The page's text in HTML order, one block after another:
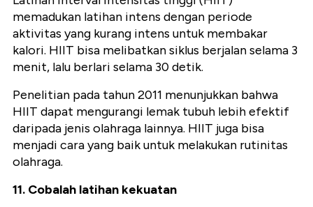
memadukan latihan intens dengan periode
aktivitas yang kurang intens untuk membakar
kalori. HIIT bisa melibatkan siklus berjalan selama 3
menit, lalu berlari selama 30 detik.
Penelitian pada tahun 2011 menunjukkan bahwa
HIIT dapat mengurangi lemak tubuh lebih efektif
daripada jenis olahraga lainnya. HIIT juga bisa
menjadi cara yang baik untuk melakukan rutinitas
olahraga.
11. Cobalah latihan kekuatan